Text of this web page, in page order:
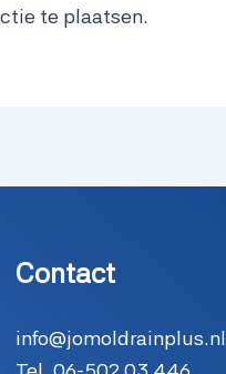
te plaatsen.
Contact
info@jomoldrainplus.nl